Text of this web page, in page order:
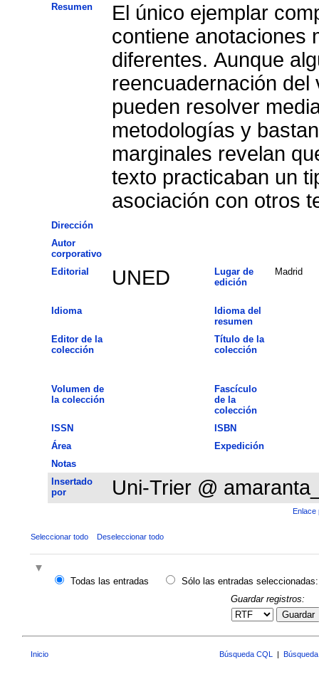
Resumen
El único ejemplar
contiene anotaciones
diferentes. Aunque
reencuadernación
pueden resolver
metodologías y
marginales revelan
texto practicaban un
asociación con otros
Dirección
Autor
corporativo
Editorial
UNED
Lugar de
edición
Madrid
Idioma
Idioma del
resumen
Editor de la
colección
Título de la
colección
Volumen de
la colección
Fascículo
de la
colección
ISSN
ISBN
Área
Expedición
Notas
Insertado
por
Uni-Trier @
Enlace
Seleccionar todo Deseleccionar todo
Todas las entradas
Sólo las entradas seleccionadas:
Guardar registros:
Guardar
Inicio Búsqueda CQL